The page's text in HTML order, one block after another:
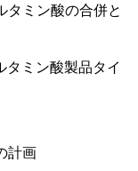
タミン酸の合併と
ミン酸製品タイ
計画